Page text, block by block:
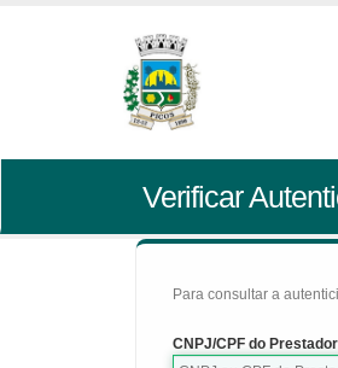
Verificar
Para consultar a
CNPJ/CPF do Prestador